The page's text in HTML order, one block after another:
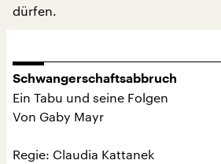
dürfen.
Schwangerschaftsabbruch
Ein Tabu und seine Folgen
Von Gaby Mayr
Regie: Claudia Kattanek